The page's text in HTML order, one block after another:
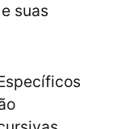
suas